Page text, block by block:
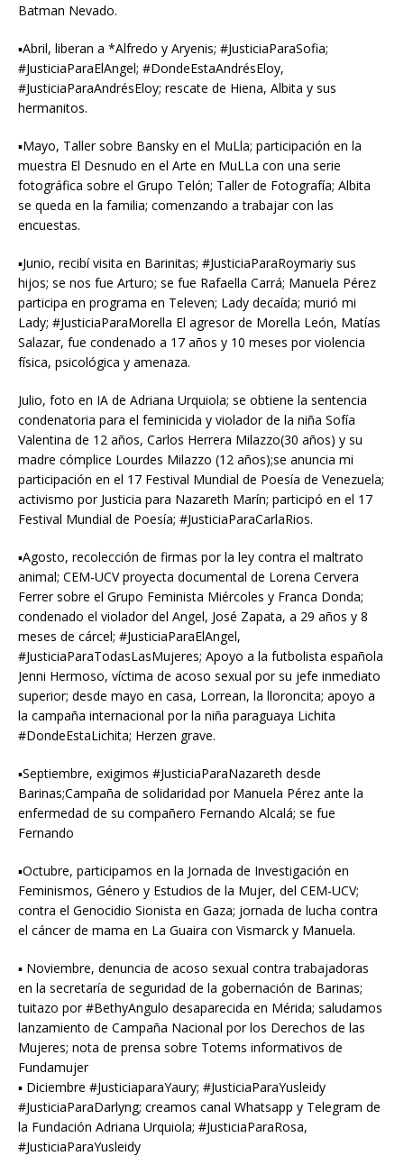
Batman Nevado.
▪︎Abril, liberan a *Alfredo y Aryenis; #JusticiaParaSofia;
#JusticiaParaElAngel; #DondeEstaAndrésEloy,
#JusticiaParaAndrésEloy; rescate de Hiena, Albita y sus
hermanitos.
▪︎Mayo, Taller sobre Bansky en el MuLla; participación en la
muestra El Desnudo en el Arte en MuLLa con una serie
fotográfica sobre el Grupo Telón; Taller de Fotografía; Albita
se queda en la familia; comenzando a trabajar con las
encuestas.
▪︎Junio, recibí visita en Barinitas; #JusticiaParaRoymariy sus
hijos; se nos fue Arturo; se fue Rafaella Carrá; Manuela Pérez
participa en programa en Televen; Lady decaída; murió mi
Lady; #JusticiaParaMorella El agresor de Morella León, Matías
Salazar, fue condenado a 17 años y 10 meses por violencia
física, psicológica y amenaza.
Julio, foto en IA de Adriana Urquiola; se obtiene la sentencia
condenatoria para el feminicida y violador de la niña Sofía
Valentina de 12 años, Carlos Herrera Milazzo(30 años) y su
madre cómplice Lourdes Milazzo (12 años);se anuncia mi
participación en el 17 Festival Mundial de Poesía de Venezuela;
activismo por Justicia para Nazareth Marín; participó en el 17
Festival Mundial de Poesía; #JusticiaParaCarlaRios.
▪︎Agosto, recolección de firmas por la ley contra el maltrato
animal; CEM-UCV proyecta documental de Lorena Cervera
Ferrer sobre el Grupo Feminista Miércoles y Franca Donda;
condenado el violador del Angel, José Zapata, a 29 años y 8
meses de cárcel; #JusticiaParaElAngel,
#JusticiaParaTodasLasMujeres; Apoyo a la futbolista española
Jenni Hermoso, víctima de acoso sexual por su jefe inmediato
superior; desde mayo en casa, Lorrean, la lloroncita; apoyo a
la campaña internacional por la niña paraguaya Lichita
#DondeEstaLichita; Herzen grave.
▪︎Septiembre, exigimos #JusticiaParaNazareth desde
Barinas;Campaña de solidaridad por Manuela Pérez ante la
enfermedad de su compañero Fernando Alcalá; se fue
Fernando
▪︎Octubre, participamos en la Jornada de Investigación en
Feminismos, Género y Estudios de la Mujer, del CEM-UCV;
contra el Genocidio Sionista en Gaza; jornada de lucha contra
el cáncer de mama en La Guaira con Vismarck y Manuela.
▪︎ Noviembre, denuncia de acoso sexual contra trabajadoras
en la secretaría de seguridad de la gobernación de Barinas;
tuitazo por #BethyAngulo desaparecida en Mérida; saludamos
lanzamiento de Campaña Nacional por los Derechos de las
Mujeres; nota de prensa sobre Totems informativos de
Fundamujer
▪︎ Diciembre #JusticiaparaYaury; #JusticiaParaYusleidy
#JusticiaParaDarlyng; creamos canal Whatsapp y Telegram de
la Fundación Adriana Urquiola; #JusticiaParaRosa,
#JusticiaParaYusleidy